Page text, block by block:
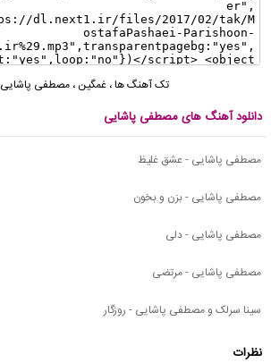
تک آهنگ ها،غمگین ،مصطفی پاشایی
دانلود آهنگ های مصطفی پاشایی
مصطفی پاشایی - عشق غلیظ
مصطفی پاشایی - بزن و بخون
مصطفی پاشایی - دلی
مصطفی پاشایی - مرتضی
سینا سرلک و مصطفی پاشایی - روزگار
نظرات